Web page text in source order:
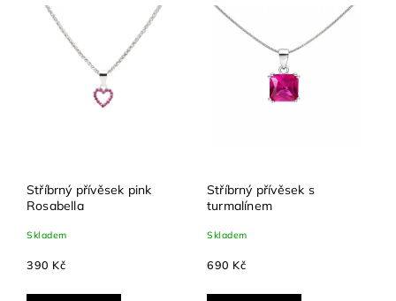
Abecedně
Stříbrný přívěsek pink
Rosabella
Skladem
390 Kč
Stříbrný přívěsek s
turmalínem
Skladem
690 Kč